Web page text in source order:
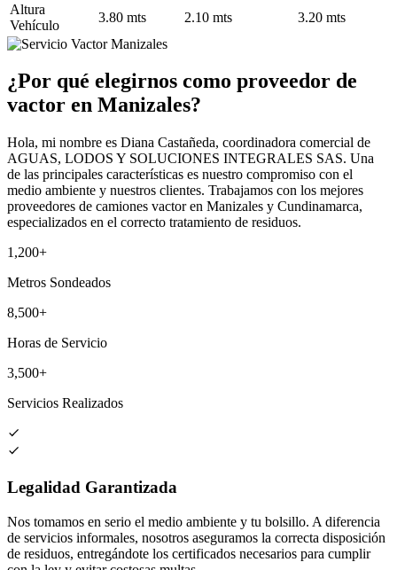
Altura
Vehículo
3.80 mts 2.10 mts 3.20 mts
¿Por qué elegirnos como proveedor de
vactor en Manizales?
Hola, mi nombre es Diana Castañeda, coordinadora comercial de
AGUAS, LODOS Y SOLUCIONES INTEGRALES SAS. Una
de las principales características es nuestro compromiso con el
medio ambiente y nuestros clientes. Trabajamos con los mejores
proveedores de camiones vactor en Manizales y Cundinamarca,
especializados en el correcto tratamiento de residuos.
1,200+
Metros Sondeados
8,500+
Horas de Servicio
3,500+
Servicios Realizados
Legalidad Garantizada
Nos tomamos en serio el medio ambiente y tu bolsillo. A diferencia
de servicios informales, nosotros aseguramos la correcta disposición
de residuos, entregándote los certificados necesarios para cumplir